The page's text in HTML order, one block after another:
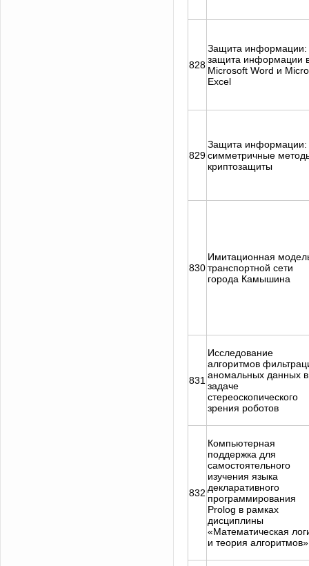
828
Защита информации:
защита информации
Microsoft Word и
Excel
829
Защита информации:
симметричные
криптозащиты
830
Имитационная
транспортной сети
города Камышина
831
Исследование
алгоритмов
аномальных данных в
задаче
стереоскопического
зрения роботов
832
Компьютерная
поддержка для
самостоятельного
изучения языка
декларативного
программирования
Prolog в рамках
дисциплины
«Математическая
и теория алгоритмов»